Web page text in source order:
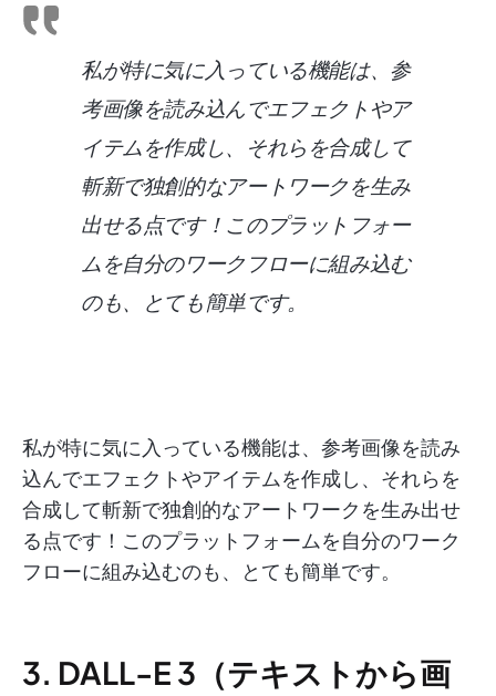
私が特に気に入っている機能は、参
考画像を読み込んでエフェクトやア
イテムを作成し、それらを合成して
斬新で独創的なアートワークを生み
出せる点です！このプラットフォー
ムを自分のワークフローに組み込む
のも、とても簡単です。
私が特に気に入っている機能は、参考画像を読み
込んでエフェクトやアイテムを作成し、それらを
合成して斬新で独創的なアートワークを生み出せ
る点です！このプラットフォームを自分のワーク
フローに組み込むのも、とても簡単です。
3. DALL-E 3（テキストから画